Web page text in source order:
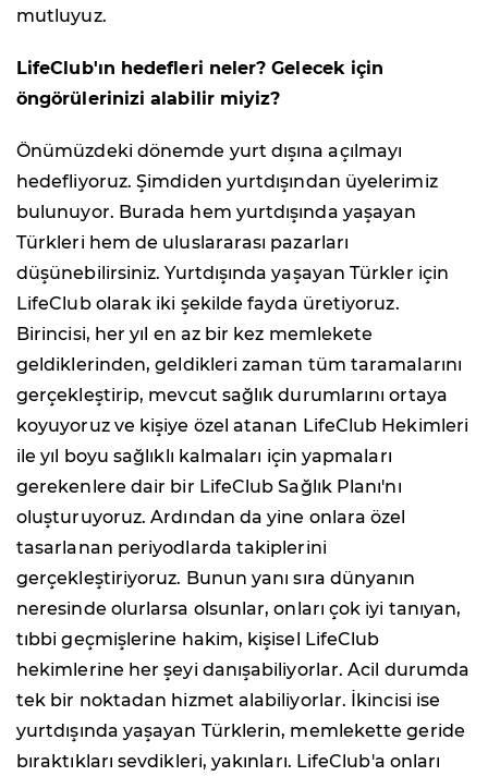
mutluyuz.
LifeClub'ın hedefleri neler? Gelecek için
öngörülerinizi alabilir miyiz?
Önümüzdeki dönemde yurt dışına açılmayı
hedefliyoruz. Şimdiden yurtdışından üyelerimiz
bulunuyor. Burada hem yurtdışında yaşayan
Türkleri hem de uluslararası pazarları
düşünebilirsiniz. Yurtdışında yaşayan Türkler için
LifeClub olarak iki şekilde fayda üretiyoruz.
Birincisi, her yıl en az bir kez memlekete
geldiklerinden, geldikleri zaman tüm taramalarını
gerçekleştirip, mevcut sağlık durumlarını ortaya
koyuyoruz ve kişiye özel atanan LifeClub Hekimleri
ile yıl boyu sağlıklı kalmaları için yapmaları
gerekenlere dair bir LifeClub Sağlık Planı'nı
oluşturuyoruz. Ardından da yine onlara özel
tasarlanan periyodlarda takiplerini
gerçekleştiriyoruz. Bunun yanı sıra dünyanın
neresinde olurlarsa olsunlar, onları çok iyi tanıyan,
tıbbi geçmişlerine hakim, kişisel LifeClub
hekimlerine her şeyi danışabiliyorlar. Acil durumda
tek bir noktadan hizmet alabiliyorlar. İkincisi ise
yurtdışında yaşayan Türklerin, memlekette geride
bıraktıkları sevdikleri, yakınları. LifeClub'a onları